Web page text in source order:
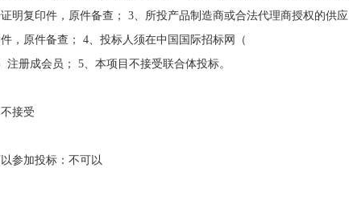
明复印件，原件备查；
3、所投产品制造商或合法代理商授权的供应
，原件备查；
4、投标人须在中国国际招标网（
注册成会员； 5、本项目不接受联合体投标。
接受
参加投标：不可以